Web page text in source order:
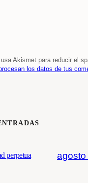
Akismet para reducir el
los datos de tus
perpetua agosto